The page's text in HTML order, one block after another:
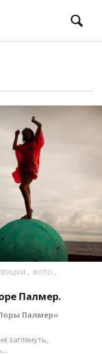
ФОТО
Палмер.
Палмер»
заглянуть,